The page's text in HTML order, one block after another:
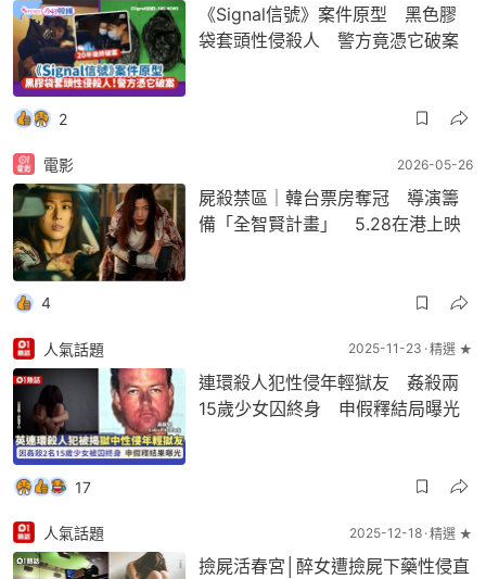
《Signal信號》案件原型 黑色膠
袋套頭性侵殺人 警方竟憑它破案
2
電影 2026-05-26
屍殺禁區｜韓台票房奪冠 導演籌
備「全智賢計畫」 5.28在港上映
4
人氣話題 2025-11-23 精選 ★
連環殺人犯性侵年輕獄友 姦殺兩
15歲少女囚終身 申假釋結局曝光
17
人氣話題 2025-12-18 精選 ★
撿屍活春宮│醉女遭撿屍下藥性侵直